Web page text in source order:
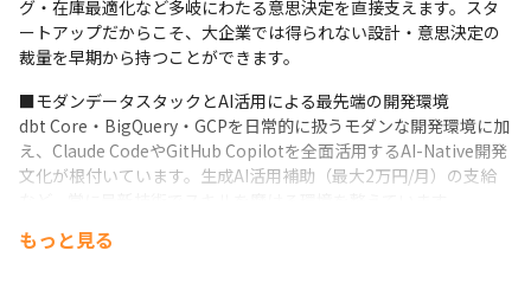
グ・在庫最適化など多岐にわたる意思決定を直接支えます。スタ
ートアップだからこそ、大企業では得られない設計・意思決定の
裁量を早期から持つことができます。
■モダンデータスタックとAI活用による最先端の開発環境
dbt Core・BigQuery・GCPを日常的に扱うモダンな開発環境に加
え、Claude CodeやGitHub Copilotを全面活用するAI-Native開発
文化が根付いています。生成AI活用補助（最大2万円/月）の支給
■経営視点とキャリアの早期成長
もっと見る